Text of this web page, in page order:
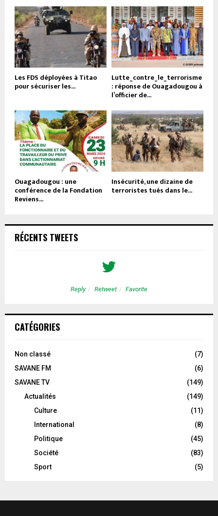
Les FDS déployées à Titao
pour sécuriser les...
Lutte_contre_le_terrorisme
: réponse de Ouagadougou à
l’officier de...
Ouagadougou : une
conférence de la Fondation
Reviens...
Insécurité, une dizaine de
terroristes tués dans le...
RÉCENTS TWEETS
Reply Retweet Favorite
CATÉGORIES
Non classé
(7)
SAVANE FM
(6)
SAVANE TV
(149)
Actualités
(149)
Culture
(11)
International
(8)
Politique
(45)
Société
(83)
Sport
(5)